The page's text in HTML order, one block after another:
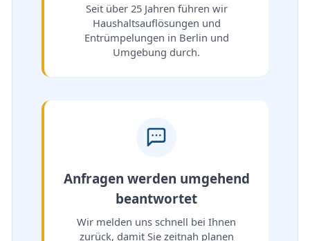
Seit über 25 Jahren führen wir
Haushaltsauflösungen und
Entrümpelungen in Berlin und
Umgebung durch.
Anfragen werden umgehend
beantwortet
Wir melden uns schnell bei Ihnen
zurück, damit Sie zeitnah planen